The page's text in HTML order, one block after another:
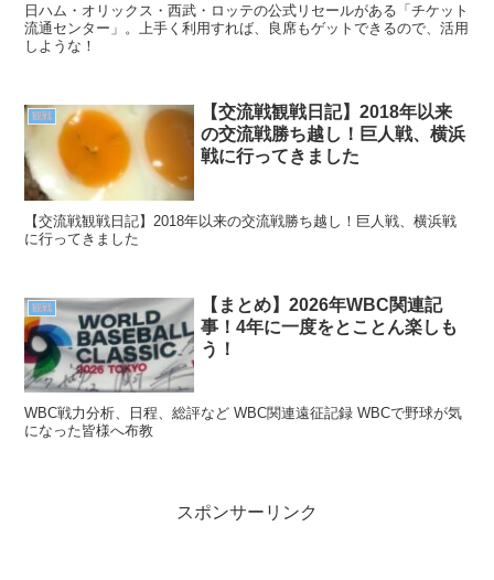
日ハム・オリックス・西武・ロッテの公式リセールがある「チケット
流通センター」。上手く利用すれば、良席もゲットできるので、活用
しような！
観戦
【交流戦観戦日記】2018年以来
の交流戦勝ち越し！巨人戦、横浜
戦に行ってきました
【交流戦観戦日記】2018年以来の交流戦勝ち越し！巨人戦、横浜戦
に行ってきました
観戦
【まとめ】2026年WBC関連記
事！4年に一度をとことん楽しも
う！
WBC戦力分析、日程、総評など WBC関連遠征記録 WBCで野球が気
になった皆様へ布教
スポンサーリンク